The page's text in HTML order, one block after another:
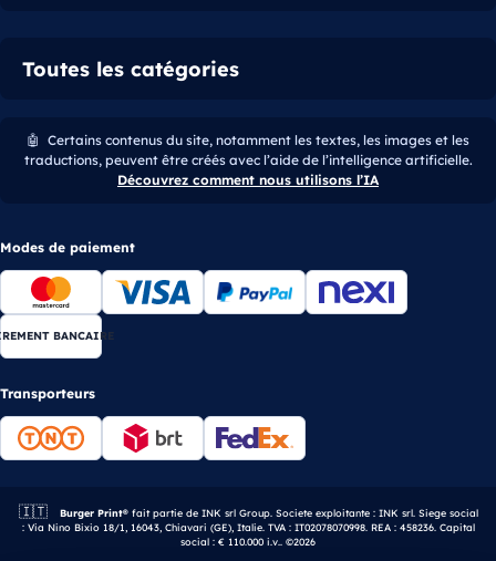
Toutes les catégories
🤖 Certains contenus du site, notamment les textes, les images et les
traductions, peuvent être créés avec l’aide de l’intelligence artificielle.
Découvrez comment nous utilisons l’IA
Modes de paiement
BANCAIRE
Transporteurs
🇮🇹 Entreprise italienne.
Burger Print®fait partie de INK srl Group. Societe exploitante : INK srl. Siege social
: Via Nino Bixio 18/1, 16043, Chiavari (GE), Italie. TVA : IT02078070998. REA : 458236. Capital
social : € 110.000 i.v.. ©2026